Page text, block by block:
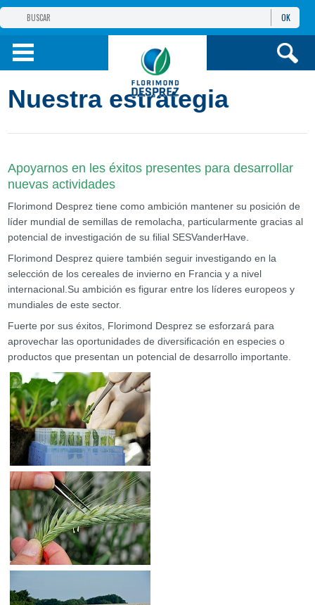
GRUPO
PRODUCTOS
OK
Nuestra estrategia
Apoyarnos en les éxitos presentes para desarrollar
nuevas actividades
Florimond Desprez tiene como ambición mantener su posición de
líder mundial de semillas de remolacha, particularmente gracias al
potencial de investigación de su filial SESVanderHave.
Florimond Desprez quiere también seguir investigando en la
selección de los cereales de invierno en Francia y a nivel
internacional.Su ambición es figurar entre los líderes europeos y
mundiales de este sector.
Fuerte por sus éxitos, Florimond Desprez se esforzará para
aprovechar las oportunidades de diversificación en especies o
productos que presentan un potencial de desarrollo importante.